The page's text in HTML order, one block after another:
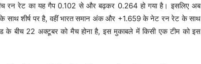
रन रेट का यह गैप 0.102 से और बढ़कर 0.264 हो गया है। इसलिए अब
शीर्ष पर है, वहीं भारत समान अंक और +1.659 के नेट रन रेट के साथ
के बीच 22 अक्टूबर को मैच होना है, इस मुकाबले में किसी एक टीम को इस